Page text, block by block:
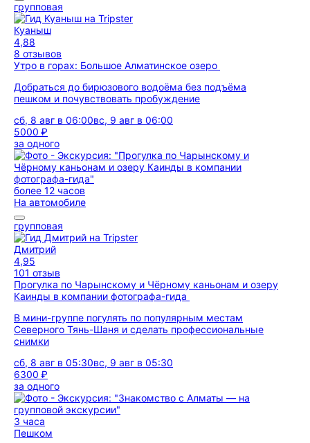
групповая
Куаныш
4,88
8 отзывов
Утро в горах: Большое Алматинское озеро
Добраться до бирюзового водоёма без подъёма
пешком и почувствовать пробуждение
сб, 8 авг в 06:00вс, 9 авг в 06:00
5000 ₽
за одного
более 12 часов
На автомобиле
групповая
Дмитрий
4,95
101 отзыв
Прогулка по Чарынскому и Чёрному каньонам и озеру
Каинды в компании фотографа-гида
В мини-группе погулять по популярным местам
Северного Тянь-Шаня и сделать профессиональные
снимки
сб, 8 авг в 05:30вс, 9 авг в 05:30
6300 ₽
за одного
3 часа
Пешком